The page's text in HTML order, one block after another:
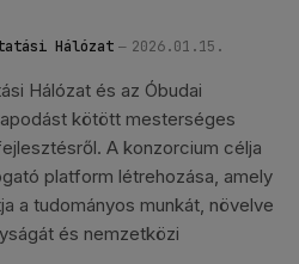
Hálózat 2026.01.15.
Hálózat és az Óbudai
kötött mesterséges
A konzorcium célja
platform létrehozása, amely
a tudományos munkát, növelve
és nemzetközi